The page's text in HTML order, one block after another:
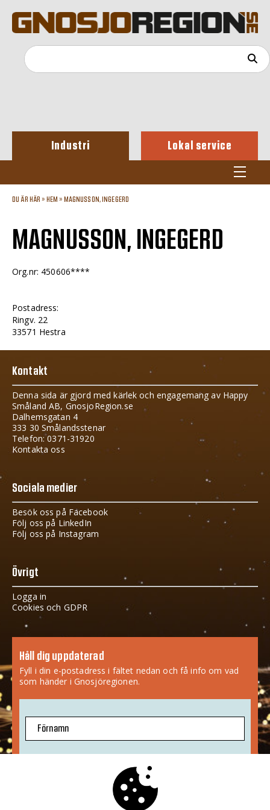
Industri Lokal service
DU ÄR HÄR » HEM » MAGNUSSON, INGEGERD
MAGNUSSON, INGEGERD
Org.nr: 450606****
Postadress:
Ringv. 22
33571 Hestra
Kontakt
Denna sida är gjord med kärlek och engagemang av Happy
Småland AB, GnosjoRegion.se
Dalhemsgatan 4
333 30 Smålandsstenar
Telefon: 0371-31920
Kontakta oss
Sociala medier
Besök oss på Facebook
Följ oss på LinkedIn
Följ oss på Instagram
Övrigt
Logga in
Cookies och GDPR
Håll dig uppdaterad
Fyll i din e-postadress i fältet nedan och få info om vad
som händer i Gnosjöregionen.
Förnamn
Jag godkänner att mina uppgifter sparas.